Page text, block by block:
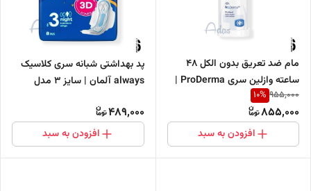
مام ضد تعریق بدون الکل ۴۸
ساعته وازلین سری ProDerma |
مدل Derma Care
955,000
10%
855,000
افزودن به سبد
پد بهداشتی شبانه سری کلاسیک
always آلمان | سایز 3 مدل
489,000
افزودن به سبد